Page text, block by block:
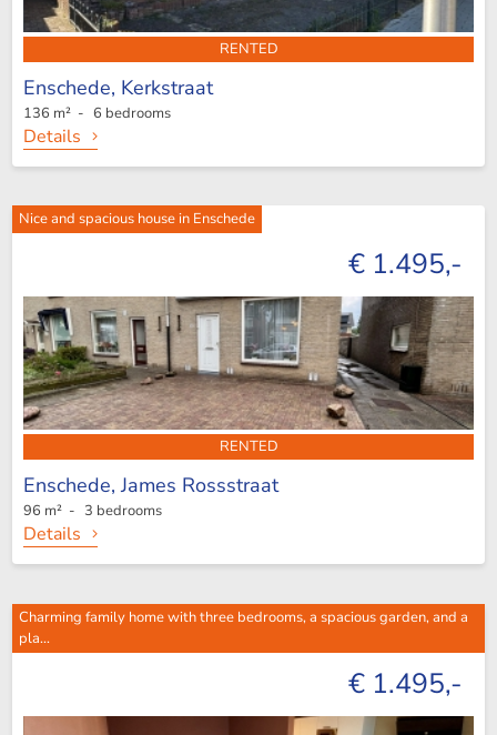
RENTED
Enschede, Kerkstraat
136 m² - 6 bedrooms
Details
Nice and spacious house in Enschede
€ 1.495,-
RENTED
Enschede,James Rossstraat
96 m² - 3 bedrooms
Details
Charming family home with three bedrooms, a spacious garden, and a
pla...
€ 1.495,-